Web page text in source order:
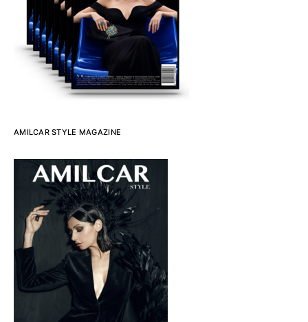
AMILCAR STYLE MAGAZINE